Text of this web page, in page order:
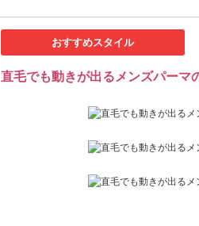
おすすめスタイル
直毛でも動きが出るメンズパーマ